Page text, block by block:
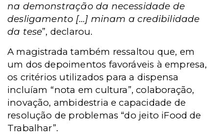
na demonstração da necessidade de
desligamento [...] minam a credibilidade
da tese”, declarou.
A magistrada também ressaltou que, em
um dos depoimentos favoráveis à empresa,
os critérios utilizados para a dispensa
incluíam “nota em cultura”, colaboração,
inovação, ambidestria e capacidade de
resolução de problemas “do jeito iFood de
Trabalhar”.